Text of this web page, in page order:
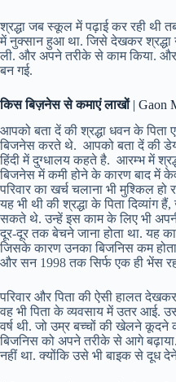
श्रद्धा जब स्कूल में पढ़ाई कर रही थी
में नुक्सान हुआ था. जिसे देखकर
ली. और अपने तरीके से काम किया.
बन गई.
किस बिज़नेस से कमाएं लाखों | Gaon
आपको बता दें की श्रद्धा धवन के पिता
बिजनेस करते थे. आपको बता दें की
हिंदी में दुग्धालय कहते है. आरम्भ में
बिजनेस में कमी होने के कारण बाद में
परिवार का खर्च चलाना भी मुश्किल हो
यह भी थी की श्रद्धा के पिता दिव्यांग
सकते थे. उन्हें इस काम के लिए भी
दूर-दूर तक बेचने जाना होता था. यह
जिसके कारण उनका बिजनिस कम
और सन 1998 तक सिर्फ एक ही भेंस
परिवार और पिता की ऐसी हालत
वह भी पिता के व्यवसाय में उतर आई.
वर्ष थी. जो उम्र बच्चों की खेलने कूदने
बिजनिस को अपने तरीके से आगे
नहीं था. क्योंकि उसे भी बाइक से दूध